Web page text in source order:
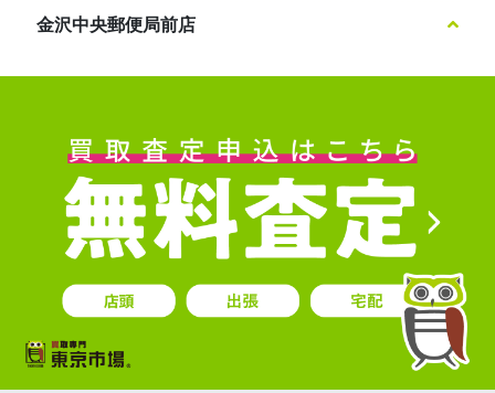
金沢中央郵便局前店